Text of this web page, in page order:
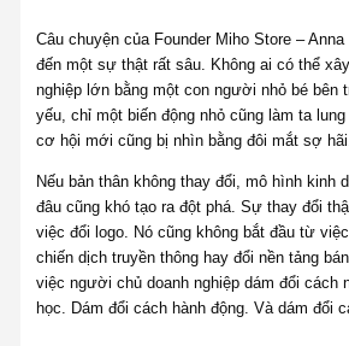
Câu chuyện của Founder Miho Store –
đến một sự thật rất sâu. Không ai có thể
nghiệp lớn bằng một con người nhỏ bé bên
yếu, chỉ một biến động nhỏ cũng làm ta
cơ hội mới cũng bị nhìn bằng đôi mắt sợ hãi.
Nếu bản thân không thay đổi, mô hình kinh
đâu cũng khó tạo ra đột phá. Sự thay đổi
việc đổi logo. Nó cũng không bắt đầu từ
chiến dịch truyền thông hay đổi nền tảng
việc người chủ doanh nghiệp dám đổi cách
học. Dám đổi cách hành động. Và dám đổi